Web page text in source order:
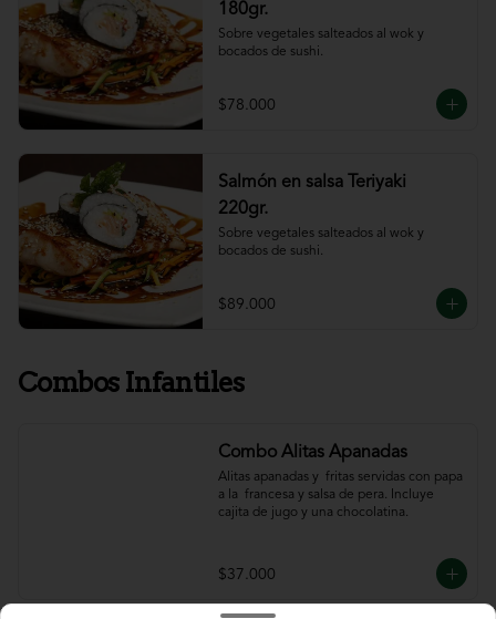
180gr.
Sobre vegetales salteados al wok y
bocados de sushi.
$78.000
Salmón en salsa Teriyaki
220gr.
Sobre vegetales salteados al wok y
bocados de sushi.
$89.000
Combos Infantiles
Combo Alitas Apanadas
Alitas apanadas y  fritas servidas con papa
a la  francesa y salsa de pera. Incluye
cajita de jugo y una chocolatina.
$37.000